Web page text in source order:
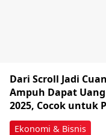
Ekonomi & Bisnis
Dari Scroll Jadi
Ampuh Dapat
2025, Cocok untuk